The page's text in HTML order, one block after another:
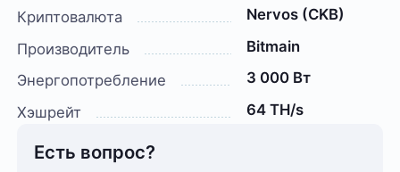
Криптовалюта
Nervos (CKB)
Производитель
Bitmain
Энергопотребление
3 000 Вт
Хэшрейт
64 TH/s
Есть вопрос?